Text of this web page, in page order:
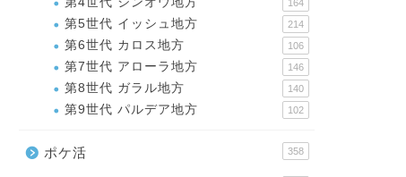
164
第5世代 イッシュ地方 214
第6世代 カロス地方 106
第7世代 アローラ地方 146
第8世代 ガラル地方 140
第9世代 パルデア地方 102
ポケ活 358